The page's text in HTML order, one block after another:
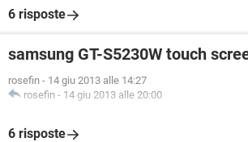
6 risposte
samsung GT-S5230W touch
rosefin - 14 giu 2013 alle 14:27
rosefin - 14 giu 2013 alle 20:00
6 risposte